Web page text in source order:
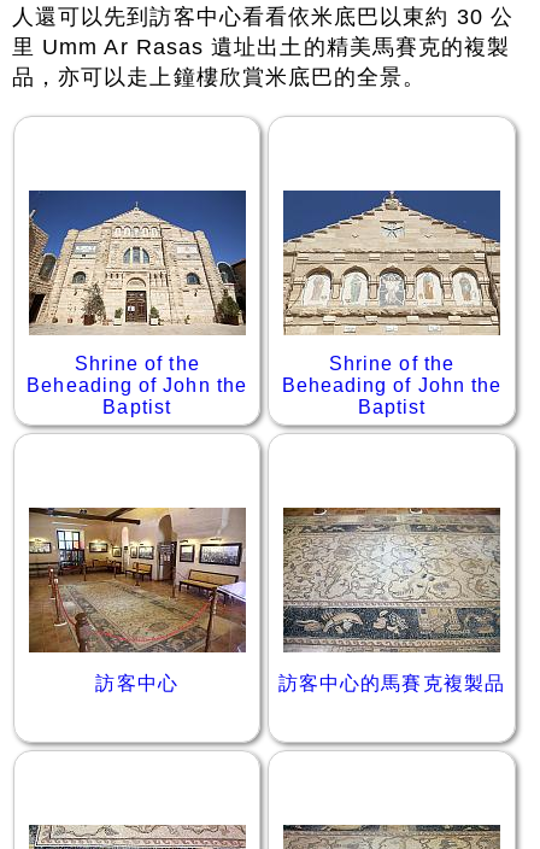
人還可以先到訪客中心看看依米底巴以東約 30 公
里 Umm Ar Rasas 遺址出土的精美馬賽克的複製
品，亦可以走上鐘樓欣賞米底巴的全景。
Shrine of the
Beheading of John the
Baptist
Shrine of the
Beheading of John the
Baptist
訪客中心 訪客中心的馬賽克複製品